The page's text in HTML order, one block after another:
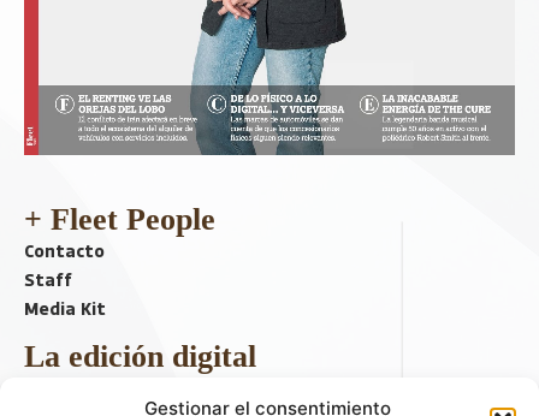
Gestionar el consentimiento
+ Fleet People
Contacto
Staff
Media Kit
La edición digital
Descargar último ejemplar